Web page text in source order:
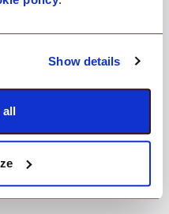
Show details
all
условия для
автономию